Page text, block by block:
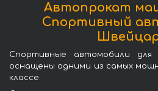
Автопрокат
Спортивный
Спортивные автомобили
оснащены одними из самых
классе.